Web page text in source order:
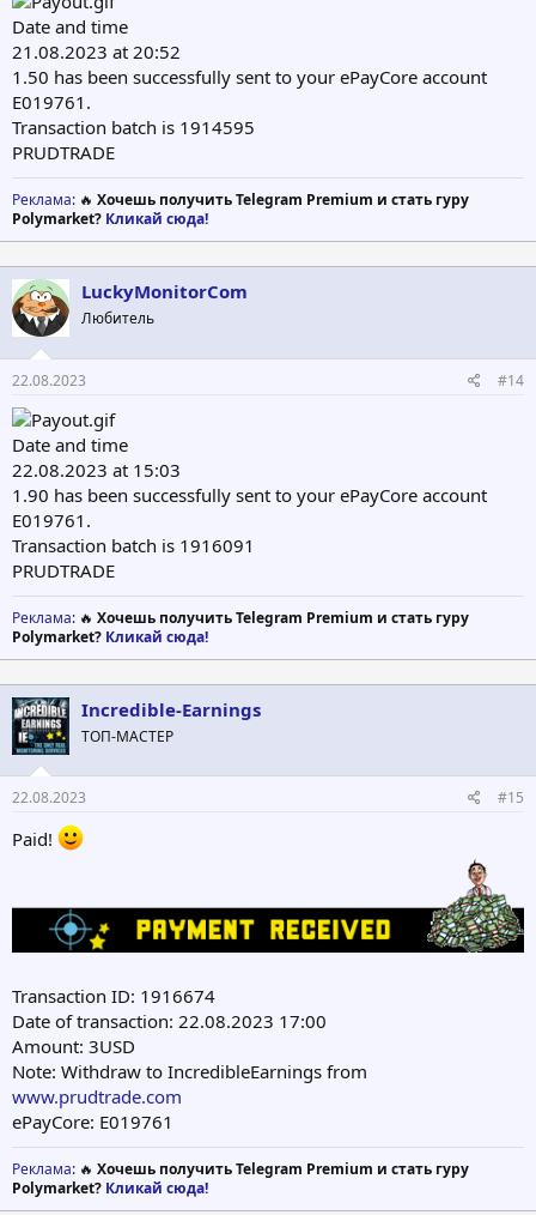
Date and time
21.08.2023 at 20:52
1.50 has been successfully sent to your ePayCore account
E019761.
Transaction batch is 1914595
PRUDTRADE
Реклама: 🔥 Хочешь получить Telegram Premium и стать гуру
Polymarket? Кликай сюда!
LuckyMonitorCom
Любитель
22.08.2023 #14
Date and time
22.08.2023 at 15:03
1.90 has been successfully sent to your ePayCore account
E019761.
Transaction batch is 1916091
PRUDTRADE
Реклама: 🔥 Хочешь получить Telegram Premium и стать гуру
Polymarket? Кликай сюда!
Incredible-Earnings
ТОП-МАСТЕР
22.08.2023 #15
Paid!
Transaction ID: 1916674
Date of transaction: 22.08.2023 17:00
Amount: 3USD
Note: Withdraw to IncredibleEarnings from
www.prudtrade.com
ePayCore: E019761
Реклама: 🔥 Хочешь получить Telegram Premium и стать гуру
Polymarket? Кликай сюда!